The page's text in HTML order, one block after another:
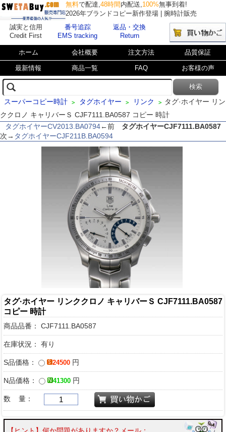
無料で配達,48時間 内配送,100%無事到着!
2026年ブランドコピー新作登場 | 腕時計販売
誠実と信用
Credit First
番号追踪
EMS tracking
返品・交換
Return
ホーム 会社概要 注文方法 品質保証
最新情報 商品一覧 FAQ お客様の声
スーパーコピー時計 > タグホイヤー > リンク > タグ·ホイヤー リン
ククロノ キャリバーＳ CJF7111.BA0587 コピー 時計
タグホイヤーCV2013.BA0794←前
タグホイヤーCJF7111.BA0587
次→ タグホイヤーCJF211B.BA0594
タグ·ホイヤー リンククロノ キャリバーＳ CJF7111.BA0587
コピー 時計
商品品番： CJF7111.BA0587
在庫状況： 有り
S品価格： 24500 円
N品価格： 41300 円
数 量：